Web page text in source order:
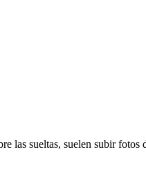
las sueltas, suelen subir